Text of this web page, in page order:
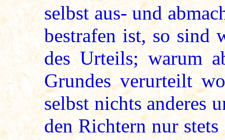
selbst aus- und
bestrafen ist, so sind
des Urteils; warum
Grundes verurteilt
selbst nichts anderes
den Richtern nur